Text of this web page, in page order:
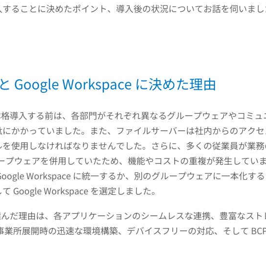
ることに決めたポイント、導入後の状況についてお話を伺いまし
Google Workspace に決めた理由
導入する前は、各部門がそれぞれ異なるグループウェアやコミ
かかっていました。また、ファイルサーバーは社内からのアク
使用しなければなりませんでした。さらに、多くの従業員が業
プウェアを併用していたため、機能やコストの重複が発生してい
Workspace に統一するか、別のグループウェアに一本化す
Google Workspace を選定しました。
だ理由は、各アプリケーションのシームレスな連携、豊富なス
所展開時の迅速な環境構築、デバイスフリーの対応、そして